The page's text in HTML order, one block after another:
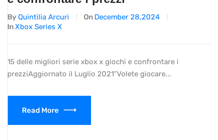
By Quintilia Arcuri On December 28,2024
InXbox Series X
15 delle migliori serie xbox x giochi e confrontare i
prezziAggiornato il Luglio 2021“Volete giocare...
Read More